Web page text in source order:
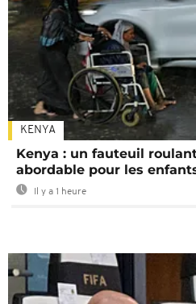
KENYA
Kenya : un fauteuil
abordable pour les
Il y a 1 heure